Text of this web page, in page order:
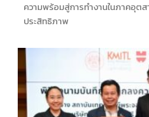
ความพร้อมสู่การทำงานในภาคอุต
ประสิทธิภาพ